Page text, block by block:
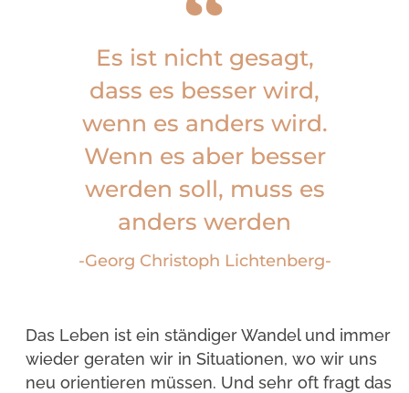
Es ist nicht gesagt,
dass es besser wird,
wenn es anders wird.
Wenn es aber besser
werden soll, muss es
anders werden
-Georg Christoph Lichtenberg-
Das Leben ist ein ständiger Wandel und immer
wieder geraten wir in Situationen, wo wir uns
neu orientieren müssen. Und sehr oft fragt das